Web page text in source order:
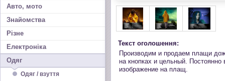
Авто, мото
Знайомства
Різне
Електроніка
Одяг
Одяг / взуття
Текст оголошення:
Производим и продаем плащи
на кнопках и цельный.
изображение на плащ.